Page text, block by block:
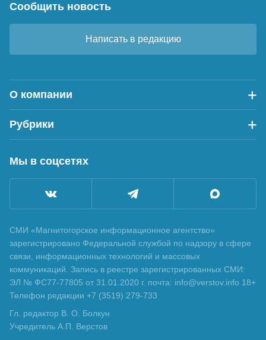
Сообщить новость
Написать в редакцию
О компании
Рубрики
Мы в соцсетях
СМИ «Магнитогорское информационное агентство»
зарегистрировано Федеральной службой по надзору в сфере
связи, информационных технологий и массовых
коммуникаций. Запись в реестре зарегистрированных СМИ:
ЭЛ № ФС77-77805 от 31.01.2020 г. почта: info@verstov.info 18+
Телефон редакции +7 (3519) 279-733
Гл. редактор В. О. Болкун
Учредитель А.П. Верстов